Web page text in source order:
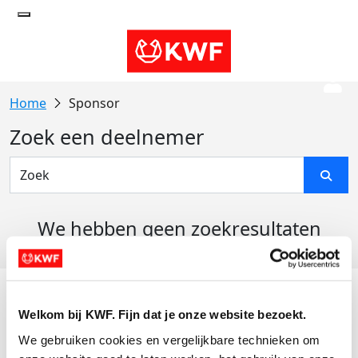
Welkom bij KWF. Fijn dat je onze website bezoekt.
We gebruiken cookies en vergelijkbare technieken om
Sponsor
Zoek een deelnemer
We hebben geen zoekresultaten
Actiematerialen
Evenementen